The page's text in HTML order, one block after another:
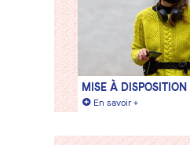
MISE À DISPOSITION
+ En savoir +